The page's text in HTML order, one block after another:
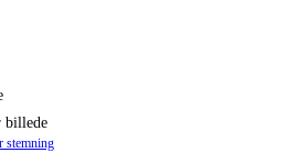
stemning